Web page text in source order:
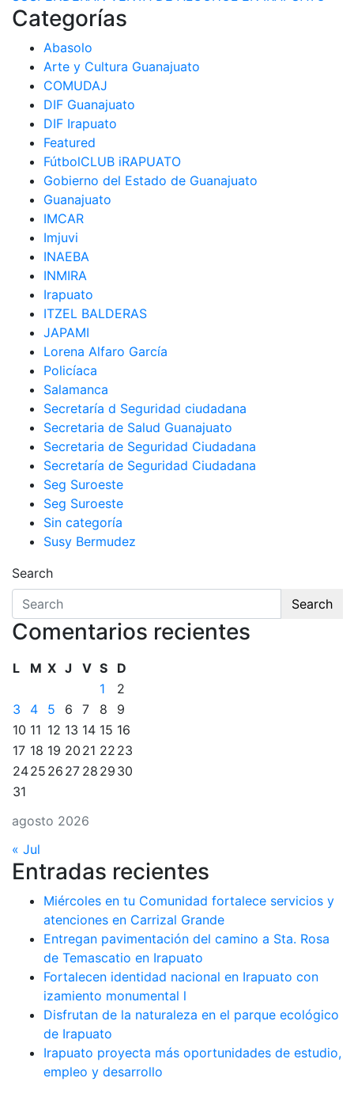
de
entradas
Categorías
Abasolo
Arte y Cultura Guanajuato
COMUDAJ
DIF Guanajuato
DIF Irapuato
Featured
FútbolCLUB iRAPUATO
Gobierno del Estado de Guanajuato
Guanajuato
IMCAR
Imjuvi
INAEBA
INMIRA
Irapuato
ITZEL BALDERAS
JAPAMI
Lorena Alfaro García
Policíaca
Salamanca
Secretaría d Seguridad ciudadana
Secretaria de Salud Guanajuato
Secretaria de Seguridad Ciudadana
Secretaría de Seguridad Ciudadana
Seg Suroeste
Seg Suroeste
Sin categoría
Susy Bermudez
Search
Search
Comentarios recientes
agosto 2026
L M X J V S
D
1
2
3
4 5 6 7 8
9
10 11 12 13 14 15 16
17 18 19 20 21 22 23
2425 26 27 28 29 30
31
« Jul
Entradas recientes
Miércoles en tu Comunidad fortalece servicios y
atenciones en Carrizal Grande
Entregan pavimentación del camino a Sta. Rosa
de Temascatio en Irapuato
Fortalecen identidad nacional en Irapuato con
izamiento monumental l
Disfrutan de la naturaleza en el parque ecológico
de Irapuato
Irapuato proyecta más oportunidades de estudio,
empleo y desarrollo